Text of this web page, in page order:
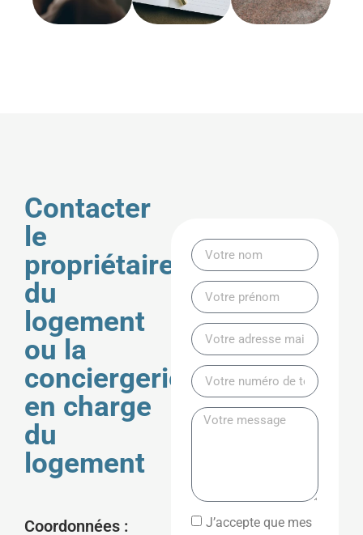
Contacter
le
propriétaire
du
logement
ou la
conciergerie
en charge
du
logement
Coordonnées :
J’accepte que mes